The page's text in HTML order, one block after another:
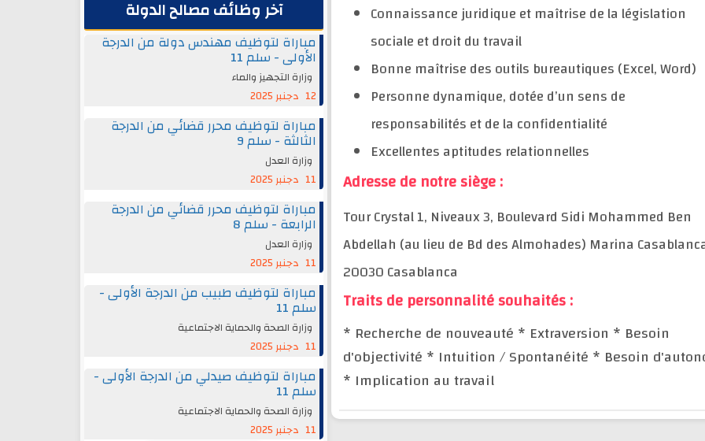
Connaissance juridique et maîtrise de la législation
sociale et droit du travail
Bonne maîtrise des outils bureautiques (Excel, Word)
Personne dynamique, dotée d’un sens de
responsabilités et de la confidentialité
Excellentes aptitudes relationnelles
Adresse de notre siège :
Tour Crystal 1, Niveaux 3, Boulevard Sidi Mohammed Ben
Abdellah (au lieu de Bd des Almohades) Marina
20030 Casablanca
Traits de personnalité souhaités :
* Recherche de nouveauté * Extraversion * Besoin
d'objectivité * Intuition / Spontanéité * Besoin
* Implication au travail
آخر وظائف مصالح الدولة
مباراة لتوظيف مهندس دولة من الدرجة
الأولى - سلم 11
وزارة التجهيز والماء
12 دجنبر 2025
مباراة لتوظيف محرر قضائي من الدرجة
الثالثة - سلم 9
وزارة العدل
11 دجنبر 2025
مباراة لتوظيف محرر قضائي من الدرجة
الرابعة - سلم 8
وزارة العدل
11 دجنبر 2025
مباراة لتوظيف طبيب من الدرجة الأولى -
سلم 11
وزارة الصحة والحماية الاجتماعية
11 دجنبر 2025
مباراة لتوظيف صيدلي من الدرجة الأولى -
سلم 11
وزارة الصحة والحماية الاجتماعية
11 دجنبر 2025